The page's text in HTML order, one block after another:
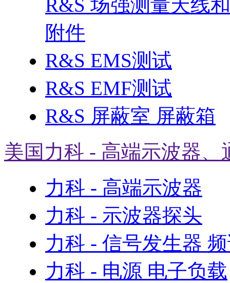
R&S 场强测量天线
附件
R&S EMS测试
R&S EMF测试
R&S 屏蔽室 屏蔽箱
美国力科 - 高端示波器、
力科 - 高端示波器
力科 - 示波器探头
力科 - 信号发生器
力科 - 电源 电子负载